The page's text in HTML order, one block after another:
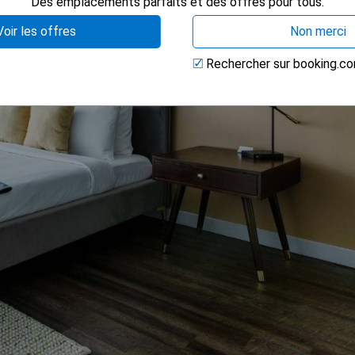
les offres
Non merci
Rechercher sur